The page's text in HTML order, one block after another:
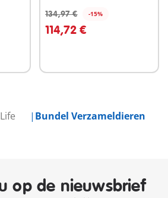
Bundel Verzameldieren
134,97 € -15%
114,72 €
In winkelwagen
op de nieuwsbrief